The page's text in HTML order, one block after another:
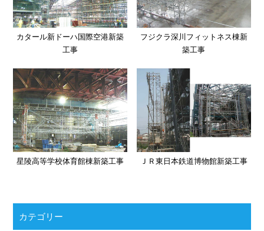
カタール新ドーハ国際空港新築
工事
フジクラ深川フィットネス棟新
築工事
星陵高等学校体育館棟新築工事 ＪＲ東日本鉄道博物館新築工事
カテゴリー